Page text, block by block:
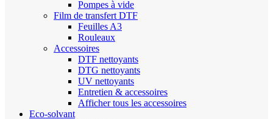
Pompes à vide
Film de transfert DTF
Feuilles A3
Rouleaux
Accessoires
DTF nettoyants
DTG nettoyants
UV nettoyants
Entretien & accessoires
Afficher tous les accessoires
Eco-solvant